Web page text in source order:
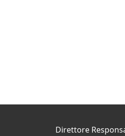
Direttore